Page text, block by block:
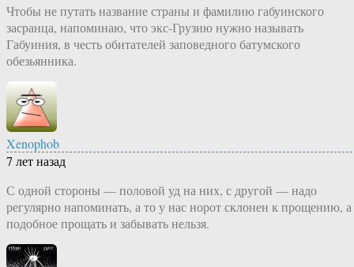
Чтобы не путать название страны и фамилию габуинского
засранца, напоминаю, что экс-Грузию нужно называть
Габуиния, в честь обитателей заповедного батумского
обезьянника.
Xenophob
7 лет назад
С одной стороны — половой уд на них, с другой — надо
регулярно напоминать, а то у нас норот склонен к прощению, а
подобное прощать и забывать нельзя.